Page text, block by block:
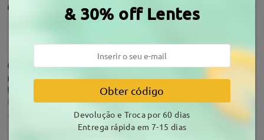
Comentários de clientes(319)
Olá, boa tarde! Gostaria de expor aqui por este
meio, a minha gratidão pelos meus óculos! O
tempo de espera por eles foi bem curto visto que
temos de 9-19 dias para recebê-lo. Veio em ótimo
estado (novo), bem embalado e mais lindo que
nunca! Ficou super bem no meu rosto e a lente
& 30% off Lentes
Obter código
Devolução e Troca por 60 dias
Entrega rápida em 7-15 dias